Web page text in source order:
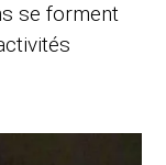
se forment